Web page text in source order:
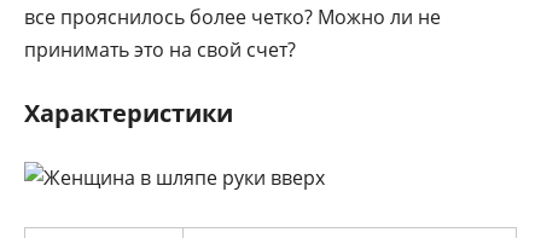
все прояснилось более четко? Можно ли не
принимать это на свой счет?
Характеристики